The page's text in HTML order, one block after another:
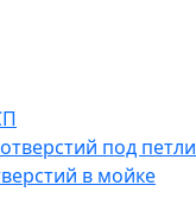
под петли
в мойке